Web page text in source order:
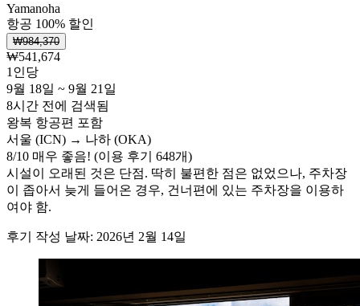
Yamanoha
항공 100% 할인
₩984,370
₩541,674
1인당
9월 18일 ~ 9월 21일
8시간 전에 검색됨
왕복 항공편 포함
서울 (ICN) → 나하 (OKA)
8/10 매우 좋음! (이용 후기 648개)
시설이 오래된 것은 단점. 딱히 불편한 점은 없었으나, 주차장
이 좁아서 늦게 들어온 경우, 건너편에 있는 주차장을 이용하
여야 함.
후기 작성 날짜: 2026년 2월 14일